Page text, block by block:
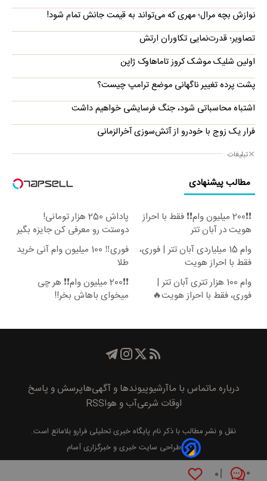
۰ ۰
نوازش بچه مرال؛ مهری که می‌تواند به قیمت جانش تمام شود!
تصاویر؛ قدرت‌نمایی تکاوران ارتش
اولین شلیک موشک کروز تاماهاوک ژاپن
پشت پرده تغییر ناگهانی موضع ترامپ چیست؟
اشتباه محاسباتی شود، جنگ فرسایشی خواهیم داشت
فرار یک زوج با خودرو از آتش‌سوزی آخرالزمانی
تبلیغات
مطالب پیشنهادی
❗❗200 میلیون وام❗❗ فقط با احراز
هویت در آبان تتر
پاداش 250 هزار تومانی!
دوستت رو معرفی کن جایزه بگیر
😍
وام 15 میلیاردی آبان تتر | فوری،
فقط با احراز هویت
فوری‼️ 100 میلیون وام آنی خرید
طلا
وام 100 هزار تتری آبان تتر |
فوری، فقط با احراز هویت🔥
❗❗200 میلیون وام❗❗ هر چی
میخوای باهاش بخر!!
درباره ماتماس با ماآرشیوپیوند‌ها و آگهی‌هاپرسش و پاسخ
اوقات شرعیآب و هواRSS
نقل و نشر مطالب با ذکر نام پايگاه خبری تحليلی فرارو بلامانع است.
طراحی سایت خبری و خبرگزاری آسام